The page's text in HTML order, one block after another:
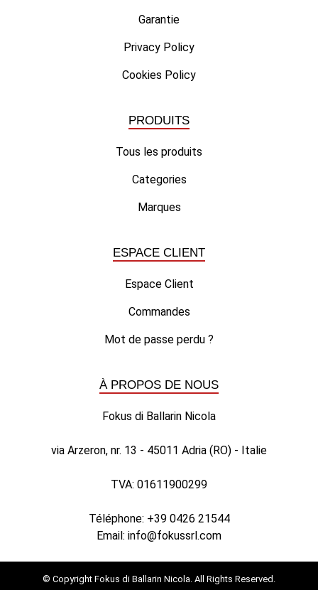
Garantie
Privacy Policy
Cookies Policy
PRODUITS
Tous les produits
Categories
Marques
ESPACE CLIENT
Espace Client
Commandes
Mot de passe perdu ?
À PROPOS DE NOUS
Fokus di Ballarin Nicola
via Arzeron, nr. 13 - 45011 Adria (RO) - Italie
TVA: 01611900299
Téléphone: +39 0426 21544
Email: info@fokussrl.com
© Copyright Fokus di Ballarin Nicola. All Rights Reserved.